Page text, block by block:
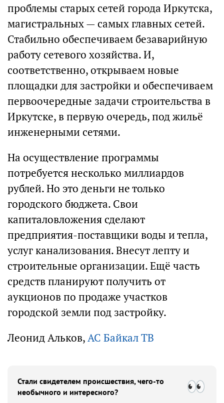
проблемы старых сетей города Иркутска,
магистральных — самых главных сетей.
Стабильно обеспечиваем безаварийную
работу сетевого хозяйства. И,
соответственно, открываем новые
площадки для застройки и обеспечиваем
первоочередные задачи строительства в
Иркутске, в первую очередь, под жильё
инженерными сетями.
На осуществление программы
потребуется несколько миллиардов
рублей. Но это деньги не только
городского бюджета. Свои
капиталовложения сделают
предприятия-поставщики воды и тепла,
услуг канализования. Внесут лепту и
строительные организации. Ещё часть
средств планируют получить от
аукционов по продаже участков
городской земли под застройку.
Леонид Альков,АС Байкал ТВ
Стали свидетелем происшествия, чего-то
необычного и интересного?